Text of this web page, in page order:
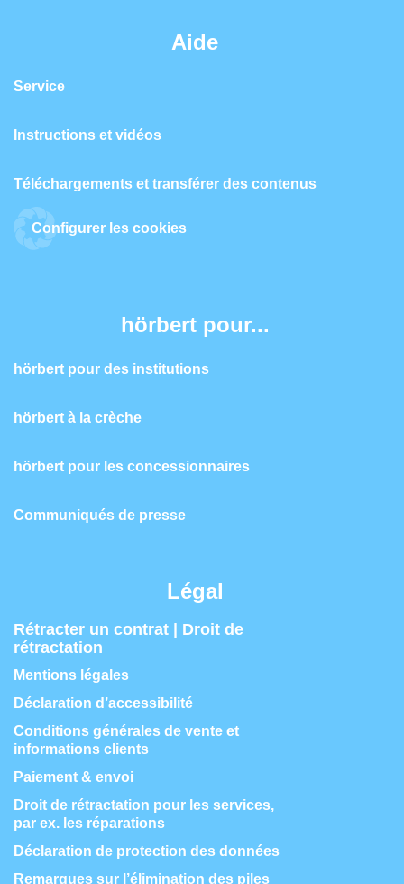
Aide
Service
Instructions et vidéos
Téléchargements et transférer des contenus
Configurer les cookies
hörbert pour...
hörbert pour des institutions
hörbert à la crèche
hörbert pour les concessionnaires
Communiqués de presse
Légal
Rétracter un contrat | Droit de
rétractation
Mentions légales
Déclaration d’accessibilité
Conditions générales de vente et
informations clients
Paiement & envoi
Droit de rétractation pour les services,
par ex. les réparations
Déclaration de protection des données
Remarques sur l’élimination des piles